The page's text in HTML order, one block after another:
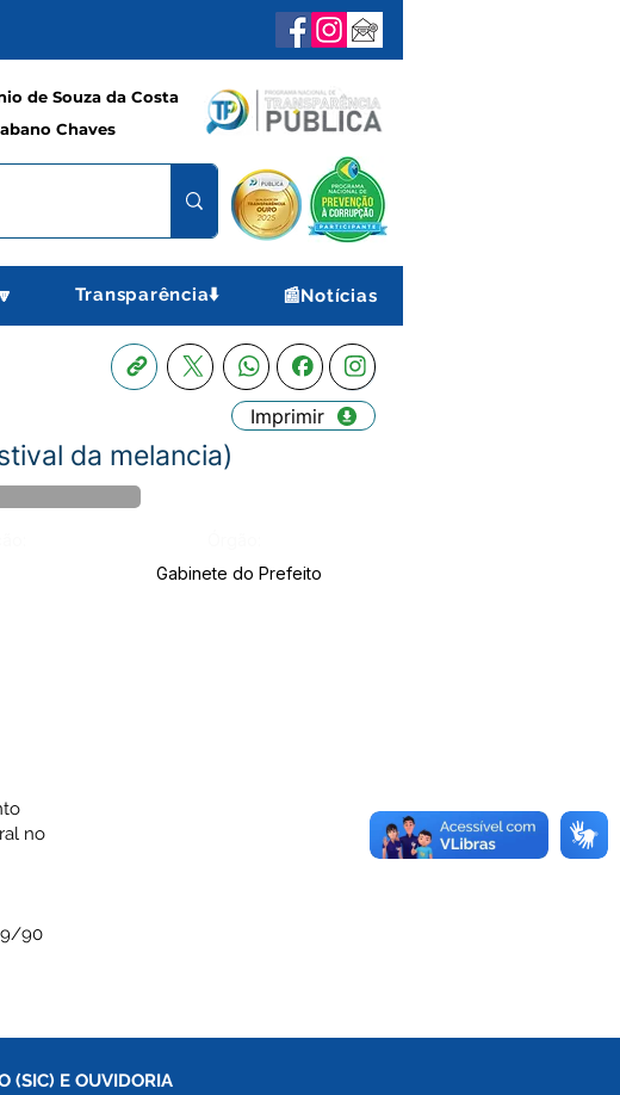
de Souza da Costa
Chaves
Transparência⬇️ 📰Notícias
Imprimir
da melancia)
Gabinete do Prefeito
no
90
(SIC) E OUVIDORIA